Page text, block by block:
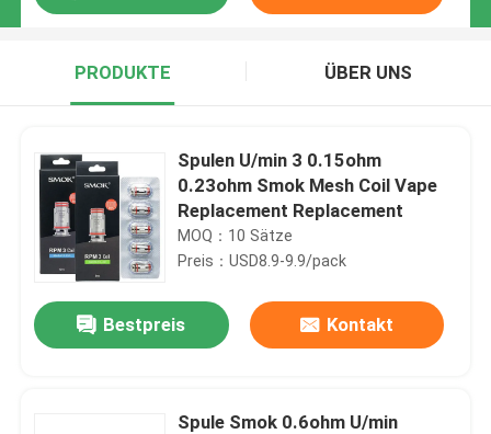
PRODUKTE ÜBER UNS
Spulen U/min 3 0.15ohm
0.23ohm Smok Mesh Coil Vape
Replacement Replacement
MOQ：10 Sätze
Preis：USD8.9-9.9/pack
Bestpreis Kontakt
Spule Smok 0.6ohm U/min